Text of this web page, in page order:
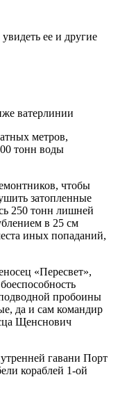
ее и другие
ватерлинии
метров,
тонн воды
чтобы
затопленные
250 тонн лишней
в 25 см
иных попаданий,
«Пересвет»,
пробоины
да и сам командир
Щенснович
гавани Порт
кораблей 1-ой